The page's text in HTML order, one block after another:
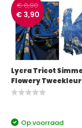
€ 8,90
€ 3,90
Lycra Tricot
Flowery
Op voorraad